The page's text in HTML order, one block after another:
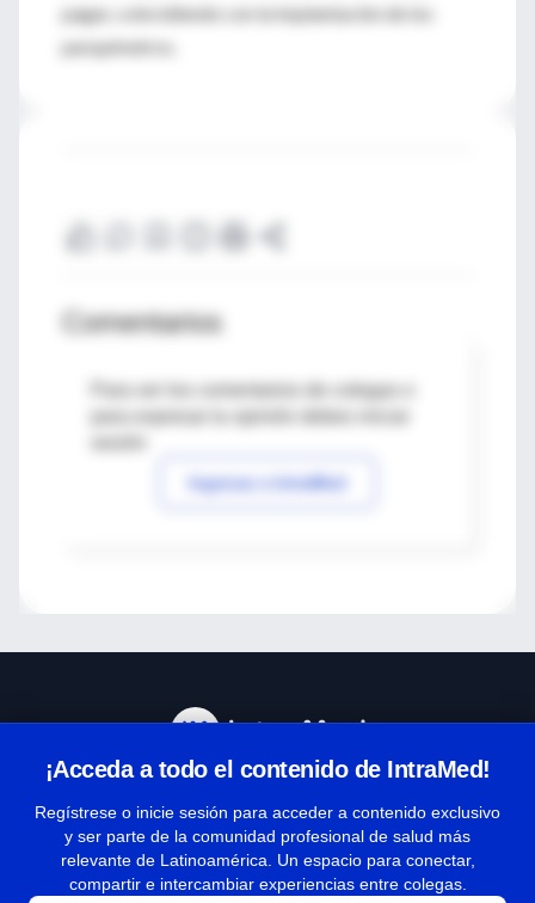
pagar, coincidiendo con la implantación de los
parquímetros.
Comentarios
Para ver los comentarios de colegas o
Ingresar a IntraMed
¡Acceda a todo el contenido de IntraMed!
Regístrese o inicie sesión para acceder a contenido exclusivo
y ser parte de la comunidad profesional de salud más
relevante de Latinoamérica. Un espacio para conectar,
compartir e intercambiar experiencias entre colegas.
Términos y condiciones